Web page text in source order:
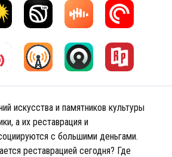
искусства и памятников культуры
а их реставрация и
с большими деньгами.
реставрацией сегодня? Где